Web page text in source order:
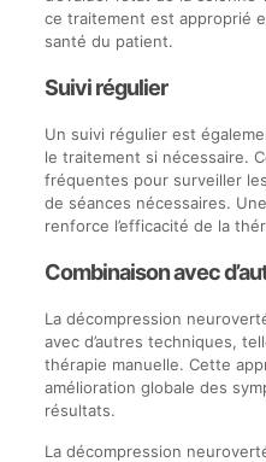
ce traitement est approprié
santé du patient.
Suivi régulier
Un suivi régulier est
le traitement si nécessaire.
fréquentes pour surveiller
de séances nécessaires.
renforce l’efficacité de la
Combinaison avec
La décompression
avec d’autres techniques,
thérapie manuelle. Cette
amélioration globale des
résultats.
La décompression